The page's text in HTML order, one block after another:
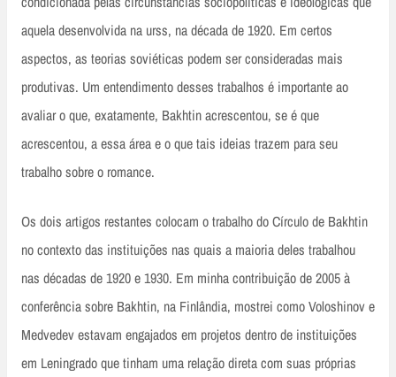
aquela desenvolvida na urss, na década de 1920. Em certos
aspectos, as teorias soviéticas podem ser consideradas mais
produtivas. Um entendimento desses trabalhos é importante ao
avaliar o que, exatamente, Bakhtin acrescentou, se é que
acrescentou, a essa área e o que tais ideias trazem para seu
trabalho sobre o romance.
Os dois artigos restantes colocam o trabalho do Círculo de Bakhtin
no contexto das instituições nas quais a maioria deles trabalhou
nas décadas de 1920 e 1930. Em minha contribuição de 2005 à
conferência sobre Bakhtin, na Finlândia, mostrei como Voloshinov e
Medvedev estavam engajados em projetos dentro de instituições
em Leningrado que tinham uma relação direta com suas próprias